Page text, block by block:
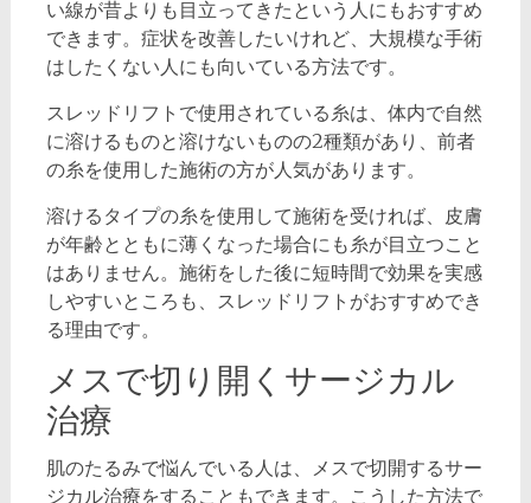
い線が昔よりも目立ってきたという人にもおすすめ
できます。症状を改善したいけれど、大規模な手術
はしたくない人にも向いている方法です。
スレッドリフトで使用されている糸は、体内で自然
に溶けるものと溶けないものの2種類があり、前者
の糸を使用した施術の方が人気があります。
溶けるタイプの糸を使用して施術を受ければ、皮膚
が年齢とともに薄くなった場合にも糸が目立つこと
はありません。施術をした後に短時間で効果を実感
しやすいところも、スレッドリフトがおすすめでき
る理由です。
メスで切り開くサージカル
治療
肌のたるみで悩んでいる人は、メスで切開するサー
ジカル治療をすることもできます。こうした方法で